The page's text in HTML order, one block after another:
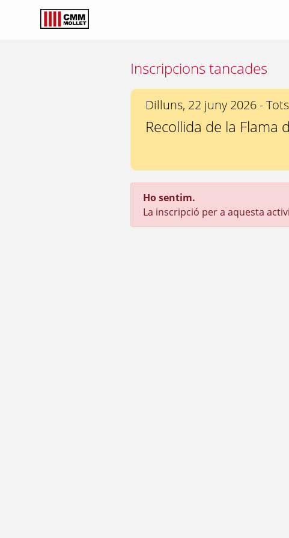
Inscripcions tancades
Dilluns, 22 juny 2026 - Tots
Recollida de la Flama
Ho sentim.
La inscripció per a aquesta